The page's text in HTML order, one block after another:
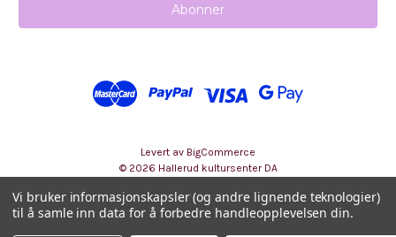
s
e
Levert av BigCommerce
© 2026 Hallerud kultursenter DA
Vi bruker informasjonskapsler (og andre lignende teknologier)
til å samle inn data for å forbedre handleopplevelsen din.